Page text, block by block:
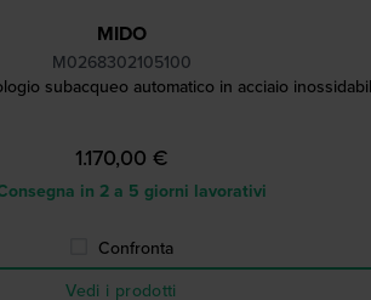
MIDO
M0268302105100
subacqueo automatico in acciaio
1.170,00 €
in 2 a 5 giorni lavorativi
Confronta
Vedi i prodotti